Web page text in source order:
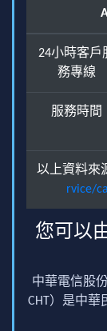
24小時客戶
務專線
服務時間
以上資料來
rvice/
您可以
中華電信股
CHT）是中